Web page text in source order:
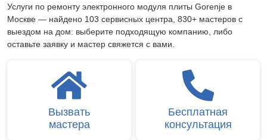
Услуги по ремонту электронного модуля плиты Gorenje в
Москве — найдено 103 сервисных центра, 830+ мастеров с
выездом на дом: выберите подходящую компанию, либо
оставьте заявку и мастер свяжется с вами.
Вызвать
мастера
Бесплатная
консультация